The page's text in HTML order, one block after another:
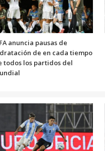
anuncia pausas de
de en cada tiempo
todos los partidos del